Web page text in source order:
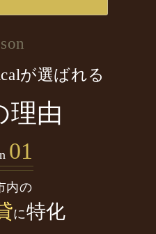
が選ばれる
理由
01
内の
に特化